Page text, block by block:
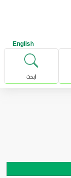
English
ابحث